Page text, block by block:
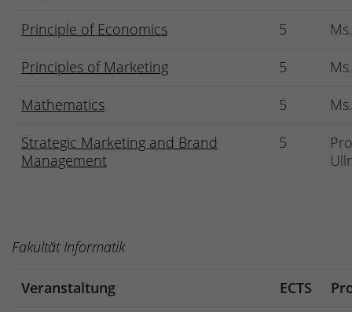
Principle of Economics
5
Principles of Marketing
5
Mathematics
5
Strategic Marketing and Brand
Management
5
Fakultät Informatik
Veranstaltung ECTS